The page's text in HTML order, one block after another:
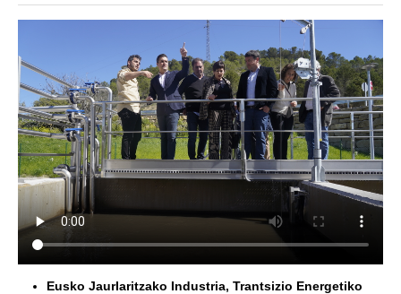
Eusko Jaurlaritzako Industria, Trantsizio Energetiko